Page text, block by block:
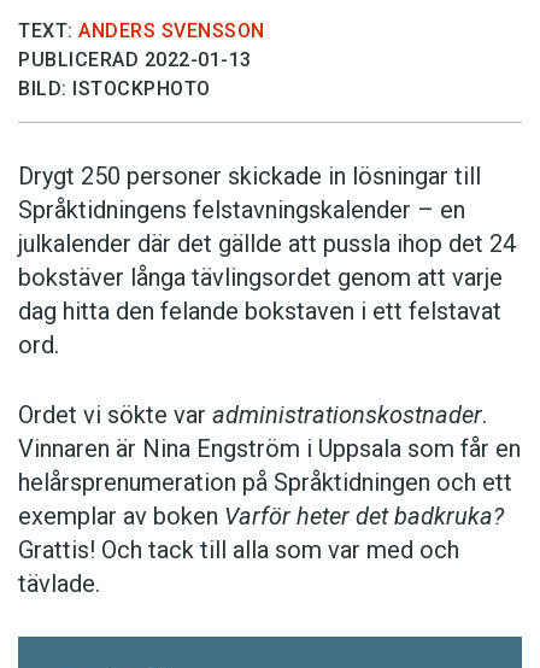
TEXT: ANDERS SVENSSON
PUBLICERAD 2022-01-13
BILD: ISTOCKPHOTO
Drygt 250 personer skickade in lösningar till
Språktidningens felstavningskalender – en
julkalender där det gällde att pussla ihop det 24
bokstäver långa tävlingsordet genom att varje
dag hitta den felande bokstaven i ett felstavat
ord.
Ordet vi sökte var administrationskostnader.
Vinnaren är Nina Engström i Uppsala som får en
helårsprenumeration på Språktidningen och ett
exemplar av boken Varför heter det badkruka?
Grattis! Och tack till alla som var med och
tävlade.